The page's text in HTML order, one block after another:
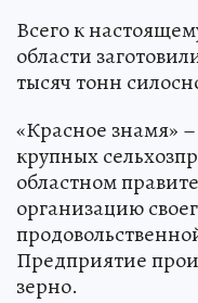
Всего к
области
тысяч тонн
«Красное знамя»
крупных
областном
организацию
Предприятие
зерно.